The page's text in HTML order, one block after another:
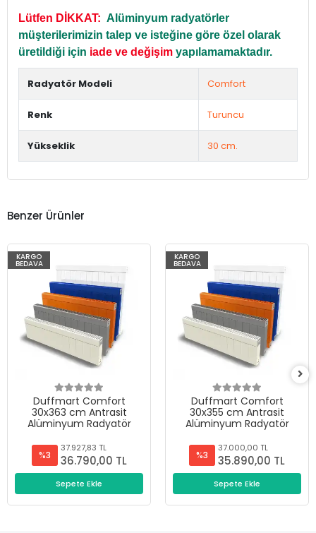
Lütfen DİKKAT: Alüminyum radyatörler
müşterilerimizin talep ve isteğine göre özel olarak
üretildiği için iade ve değişim yapılamamaktadır.
Radyatör Modeli Comfort
Renk Turuncu
Yükseklik 30 cm.
Benzer Ürünler
KARGO
BEDAVA
Duffmart Comfort
30x363 cm Antrasit
Alüminyum Radyatör
%3
37.927,83 TL
36.790,00 TL
Sepete Ekle
KARGO
BEDAVA
Duffmart Comfort
30x355 cm Antrasit
Alüminyum Radyatör
%3
37.000,00 TL
35.890,00 TL
Sepete Ekle